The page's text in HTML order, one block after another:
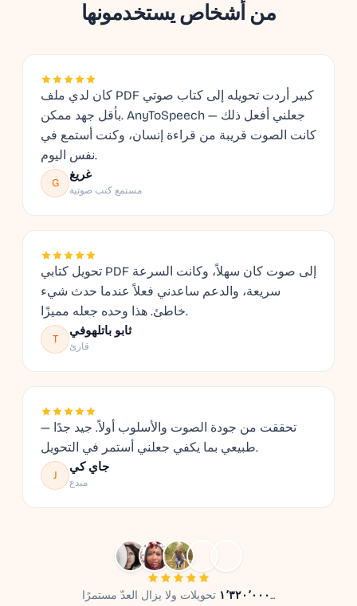
من أشخاص يستخدمونها
كان لدي ملف PDF كبير أردت تحويله إلى كتاب صوتي
بأقل جهد ممكن. AnyToSpeech جعلني أفعل ذلك —
كانت الصوت قريبة من قراءة إنسان، وكنت أستمع في
نفس اليوم.
G
غريغ
مستمع كتب صوتية
تحويل كتابي PDF إلى صوت كان سهلاً، وكانت السرعة
سريعة، والدعم ساعدني فعلاً عندما حدث شيء
خاطئ. هذا وحده جعله مميزًا.
T
ثابو باتلهوفي
قارئ
تحققت من جودة الصوت والأسلوب أولاً. جيد جدًا —
طبيعي بما يكفي جعلني أستمر في التحويل.
J
جاي كي
مبدع
١٬٣٢٠٬٠٠٠تحويلات ولا يزال العدّ مستمرًا...